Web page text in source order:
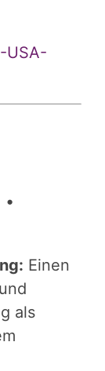
USA-
•
Einen
als